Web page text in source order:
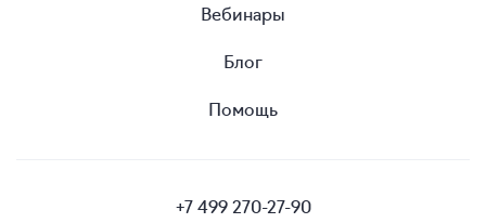
Вебинары
Блог
Помощь
+7 499 270-27-90